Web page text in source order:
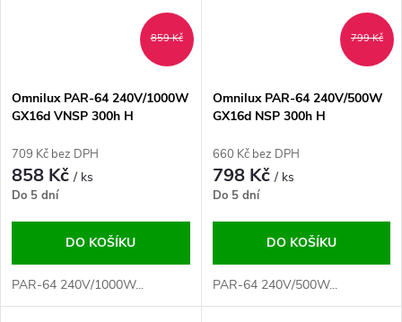
859 Kč
Omnilux PAR-64 240V/1000W
GX16d VNSP 300h H
709 Kč bez DPH
858 Kč/ ks
Do 5 dní
DO KOŠÍKU
PAR-64 240V/1000W...
799 Kč
Omnilux PAR-64 240V/500W
GX16d NSP 300h H
660 Kč bez DPH
798 Kč/ ks
Do 5 dní
DO KOŠÍKU
PAR-64 240V/500W...